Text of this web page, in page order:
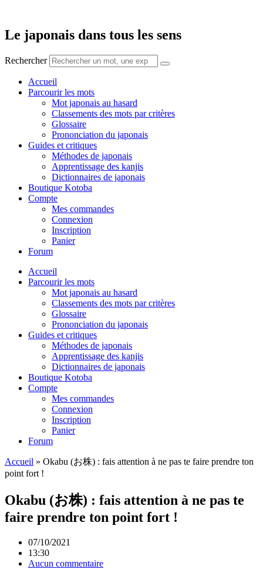
contenu
Le japonais dans tous les sens
Rechercher
Accueil
Parcourir les mots
Mot japonais au hasard
Classements des mots par critères
Glossaire
Prononciation du japonais
Guides et critiques
Méthodes de japonais
Apprentissage des kanjis
Dictionnaires de japonais
Boutique Kotoba
Compte
Mes commandes
Connexion
Inscription
Panier
Forum
Accueil
Parcourir les mots
Mot japonais au hasard
Classements des mots par critères
Glossaire
Prononciation du japonais
Guides et critiques
Méthodes de japonais
Apprentissage des kanjis
Dictionnaires de japonais
Boutique Kotoba
Compte
Mes commandes
Connexion
Inscription
Panier
Forum
Accueil » Okabu (お株) : fais attention à ne pas te faire prendre ton
point fort !
Okabu (お株) : fais attention à ne pas te
faire prendre ton point fort !
07/10/2021
13:30
Aucun commentaire